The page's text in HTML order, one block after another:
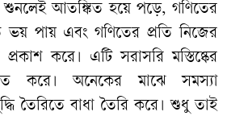
শুনলেই আতঙ্কিত হয়ে পড়ে, গণিতের
ভয় পায় এবং গণিতের প্রতি নিজের
করে। এটি সরাসরি মস্তিষ্কের
করে। অনেকের মাঝে সমস্যা
তৈরিতে বাধা তৈরি করে। শুধু তাই